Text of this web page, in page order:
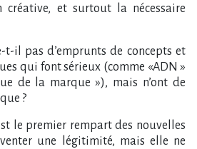
créative, et surtout la nécessaire
t-il pas d’emprunts de concepts et
qui font sérieux (comme «ADN »
de la marque »), mais n’ont de
?
le premier rempart des nouvelles
une légitimité, mais elle ne